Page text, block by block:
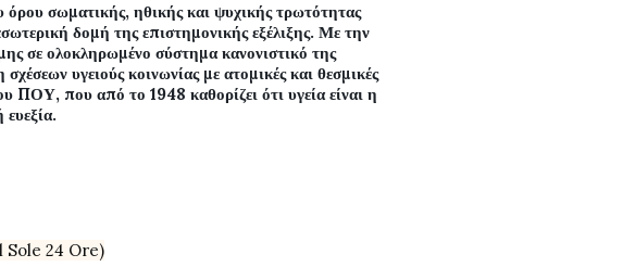
σωματικής, ηθικής και ψυχικής τρωτότητας
δομή της επιστημονικής εξέλιξης. Με την
σε ολοκληρωμένο σύστημα κανονιστικό της
υγειούς κοινωνίας με ατομικές και θεσμικές
ΠΟΥ, που από το 1948 καθορίζει ότι υγεία είναι η
24 Ore)